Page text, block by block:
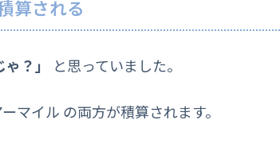
算される
？」 と思っていました。
マイル の両方が積算されます。